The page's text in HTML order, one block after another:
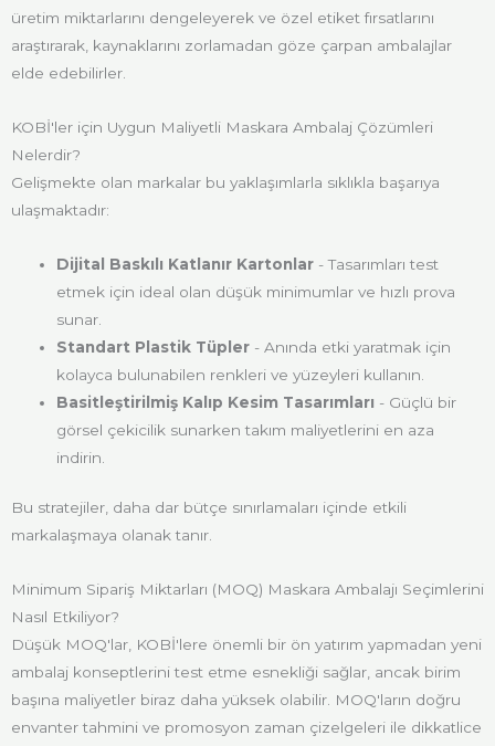
üretim miktarlarını dengeleyerek ve özel etiket fırsatlarını
araştırarak, kaynaklarını zorlamadan göze çarpan ambalajlar
elde edebilirler.
KOBİ'ler için Uygun Maliyetli Maskara Ambalaj Çözümleri
Nelerdir?
Gelişmekte olan markalar bu yaklaşımlarla sıklıkla başarıya
ulaşmaktadır:
Dijital Baskılı Katlanır Kartonlar - Tasarımları test
etmek için ideal olan düşük minimumlar ve hızlı prova
sunar.
Standart Plastik Tüpler - Anında etki yaratmak için
kolayca bulunabilen renkleri ve yüzeyleri kullanın.
Basitleştirilmiş Kalıp Kesim Tasarımları - Güçlü bir
görsel çekicilik sunarken takım maliyetlerini en aza
indirin.
Bu stratejiler, daha dar bütçe sınırlamaları içinde etkili
markalaşmaya olanak tanır.
Minimum Sipariş Miktarları (MOQ) Maskara Ambalajı Seçimlerini
Nasıl Etkiliyor?
Düşük MOQ'lar, KOBİ'lere önemli bir ön yatırım yapmadan yeni
ambalaj konseptlerini test etme esnekliği sağlar, ancak birim
başına maliyetler biraz daha yüksek olabilir. MOQ'ların doğru
envanter tahmini ve promosyon zaman çizelgeleri ile dikkatlice